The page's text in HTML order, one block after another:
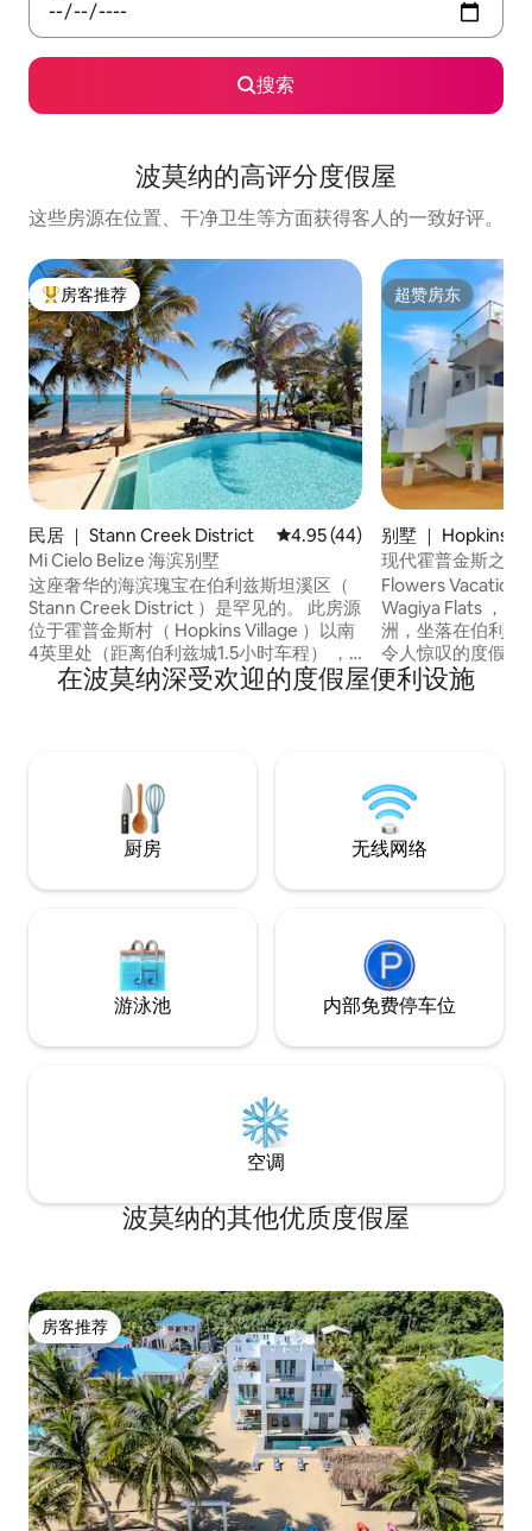
搜索
波莫纳的高评分度假屋
这些房源在位置、干净卫生等方面获得客人的一致好评。
热门「房客推荐」
房客推荐
民居 ｜ Stann Creek District 平均评分 4.95 分（满分 5 分）
4.95 (44)
Mi Cielo Belize 海滨别墅
这座奢华的海滨瑰宝在伯利兹斯坦溪区（
Stann Creek District ）是罕见的。 此房源
位于霍普金斯村（ Hopkins Village ）以南
4英里处（距离伯利兹城1.5小时车程） ，
非常适合大家庭或团体（ 10-12人）入住。
海滩别墅设有4间卧室（7张床）和4间浴
和凉棚，配备烧烤架和小厨房区域。
超赞房东
超赞房东
别墅 ｜ Hopkins
现代霍普金斯之家
Flowers Vacation
Wagiya Flats ，这
洲，坐落在伯利兹
令人惊叹的度假胜
中翻译为「对我们
现代奢华与正宗的
几步之遥。
在波莫纳深受欢迎的度假屋便利设施
厨房 无线网络
游泳池 内部免费停车位
空调
波莫纳的其他优质度假屋
房客推荐
房客推荐